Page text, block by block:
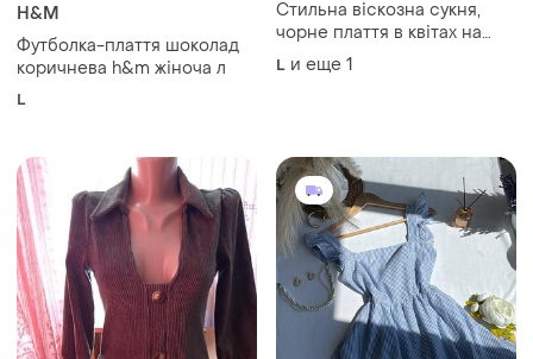
H&M
Футболка-плаття шоколад
коричнева h&m жіноча л
L
Стильна віскозна сукня,
чорне плаття в квітах на
спущені плечі
L и еще 1